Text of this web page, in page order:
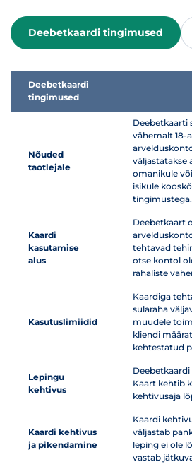
Deebetkaardi tingimused
Deebetkaardi
tingimused
Nõuded
taotlejale
Deebetkaarti
vähemalt 18-
väljastatakse
omanikule
isikule
tingimustega.
Kaardi
kasutamise
alus
Deebetkaart
tehtavad
otse kontol
rahaliste
Kasutuslimiidid
Kaardiga
sularaha
muudele
kliendi
kehtestatud
Lepingu
kehtivus
Kaart kehtib
kehtivusaja
Kaardi kehtivus
ja pikendamine
Kaardi
väljastab
leping ei ole
vastab